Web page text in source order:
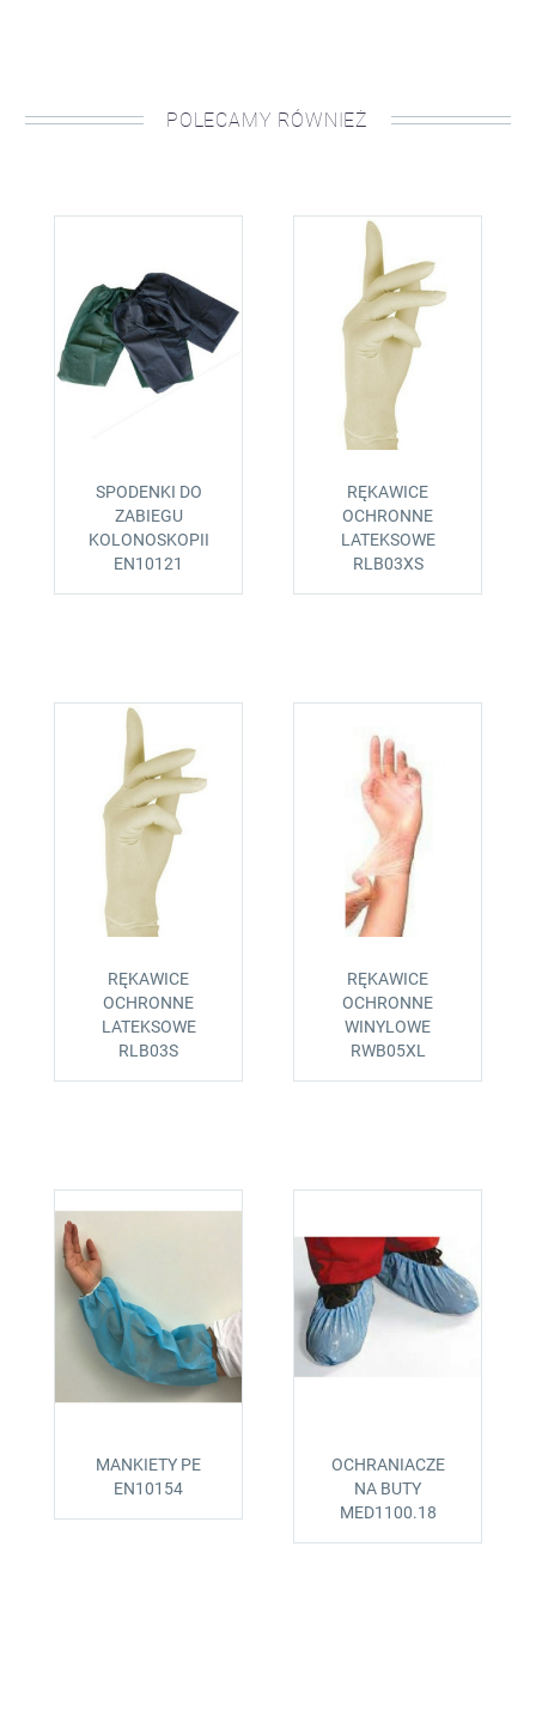
POLECAMY RÓWNIEŻ
SPODENKI DO
ZABIEGU
KOLONOSKOPII
EN10121
RĘKAWICE
OCHRONNE
LATEKSOWE
RLB03XS
RĘKAWICE
OCHRONNE
LATEKSOWE
RLB03S
RĘKAWICE
OCHRONNE
WINYLOWE
RWB05XL
MANKIETY PE
EN10154
OCHRANIACZE
NA BUTY
MED1100.18